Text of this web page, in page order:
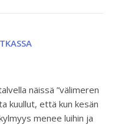
näissä ”välimeren
kuullut, että kun kesän
menee luihin ja